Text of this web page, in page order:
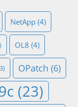
NetApp (4)
OL8 (4)
OPatch (6)
(23)